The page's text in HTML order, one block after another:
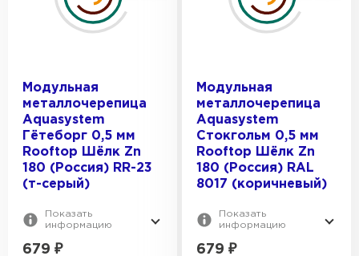
Модульная
металлочерепица
Aquasystem
Гётеборг 0,5 мм
Rooftop Шёлк Zn
180 (Россия) RR-23
(т-серый)
Показать
информацию
679 ₽
Модульная
металлочерепица
Aquasystem
Стокгольм 0,5 мм
Rooftop Шёлк Zn
180 (Россия) RAL
8017 (коричневый)
Показать
информацию
679 ₽